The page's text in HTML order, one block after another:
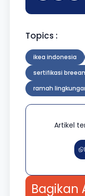
Topics :
ikea indonesia
sertifikasi
ramah
Artikel
Bagikan